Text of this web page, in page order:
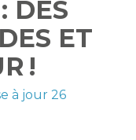
DES
ET
!
à jour 26